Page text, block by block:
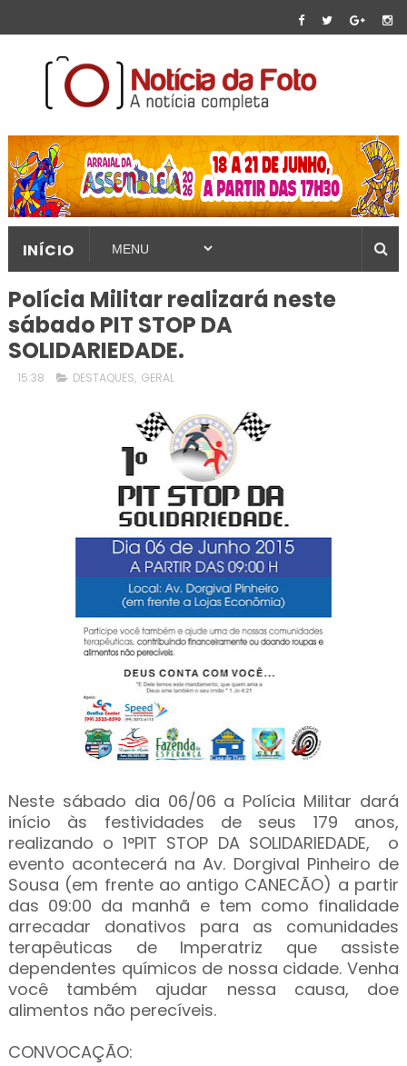
INÍCIO
Polícia Militar realizará neste
sábado PIT STOP DA
SOLIDARIEDADE.
15:38 DESTAQUES, GERAL
Neste sábado dia 06/06 a Polícia Militar dará
início às festividades de seus 179 anos,
realizando o 1°PIT STOP DA SOLIDARIEDADE, o
evento acontecerá na Av. Dorgival Pinheiro de
Sousa (em frente ao antigo CANECÃO) a partir
das 09:00 da manhã e tem como finalidade
arrecadar donativos para as comunidades
terapêuticas de Imperatriz que assiste
dependentes químicos de nossa cidade. Venha
você também ajudar nessa causa, doe
alimentos não perecíveis.
CONVOCAÇÃO: